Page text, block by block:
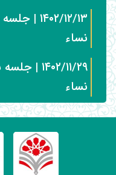
۱۴۰۲/۱۲/
نساء
۱۴۰۲/۱۱/
نساء